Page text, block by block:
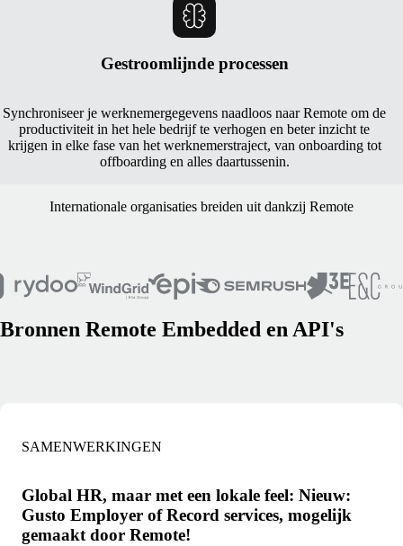
Gestroomlijnde processen
Synchroniseer je werknemergegevens naadloos naar Remote om de
productiviteit in het hele bedrijf te verhogen en beter inzicht te
krijgen in elke fase van het werknemerstraject, van onboarding tot
offboarding en alles daartussenin.
Internationale organisaties breiden uit dankzij Remote
Bronnen Remote Embedded en API's
SAMENWERKINGEN
Global HR, maar met een lokale feel: Nieuw:
Gusto Employer of Record services, mogelijk
gemaakt door Remote!